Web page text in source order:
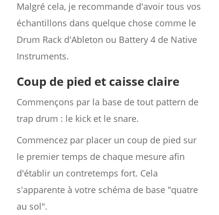
Malgré cela, je recommande d'avoir tous vos
échantillons dans quelque chose comme le
Drum Rack d'Ableton ou Battery 4 de Native
Instruments.
Coup de pied et caisse claire
Commençons par la base de tout pattern de
trap drum : le kick et le snare.
Commencez par placer un coup de pied sur
le premier temps de chaque mesure afin
d'établir un contretemps fort. Cela
s'apparente à votre schéma de base "quatre
au sol".